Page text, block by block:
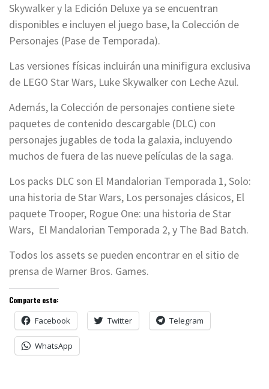
Skywalker y la Edición Deluxe ya se encuentran
disponibles e incluyen el juego base, la Colección de
Personajes (Pase de Temporada).
Las versiones físicas incluirán una minifigura exclusiva
de LEGO Star Wars, Luke Skywalker con Leche Azul.
Además, la Colección de personajes contiene siete
paquetes de contenido descargable (DLC) con
personajes jugables de toda la galaxia, incluyendo
muchos de fuera de las nueve películas de la saga.
Los packs DLC son El Mandalorian Temporada 1, Solo:
una historia de Star Wars, Los personajes clásicos, El
paquete Trooper, Rogue One: una historia de Star
Wars, El Mandalorian Temporada 2, y The Bad Batch.
Todos los assets se pueden encontrar en el sitio de
prensa de Warner Bros. Games.
Comparte esto:
Facebook Twitter Telegram
WhatsApp